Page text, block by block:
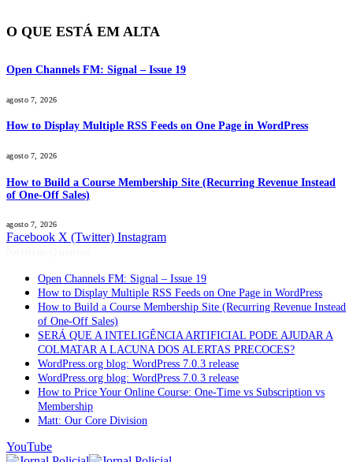
O QUE ESTÁ EM ALTA
Open Channels FM: Signal – Issue 19
agosto 7, 2026
How to Display Multiple RSS Feeds on One Page in WordPress
agosto 7, 2026
How to Build a Course Membership Site (Recurring Revenue Instead
of One-Off Sales)
agosto 7, 2026
Facebook X (Twitter) Instagram
Open Channels FM: Signal – Issue 19
How to Display Multiple RSS Feeds on One Page in WordPress
How to Build a Course Membership Site (Recurring Revenue Instead
of One-Off Sales)
SERÁ QUE A INTELIGÊNCIA ARTIFICIAL PODE AJUDAR A
COLMATAR A LACUNA DOS ALERTAS PRECOCES?
WordPress.org blog: WordPress 7.0.3 release
WordPress.org blog: WordPress 7.0.3 release
How to Price Your Online Course: One-Time vs Subscription vs
Membership
Matt: Our Core Division
YouTube